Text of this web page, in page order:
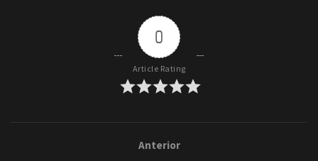
0
Article Rating
Anterior